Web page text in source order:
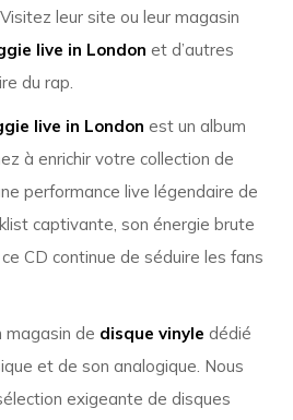
leur site ou leur magasin
live in London et d’autres
du rap.
live in London est un album
à enrichir votre collection de
performance live légendaire de
captivante, son énergie brute
CD continue de séduire les fans
magasin de disque vinyle dédié
et de son analogique. Nous
exigeante de disques